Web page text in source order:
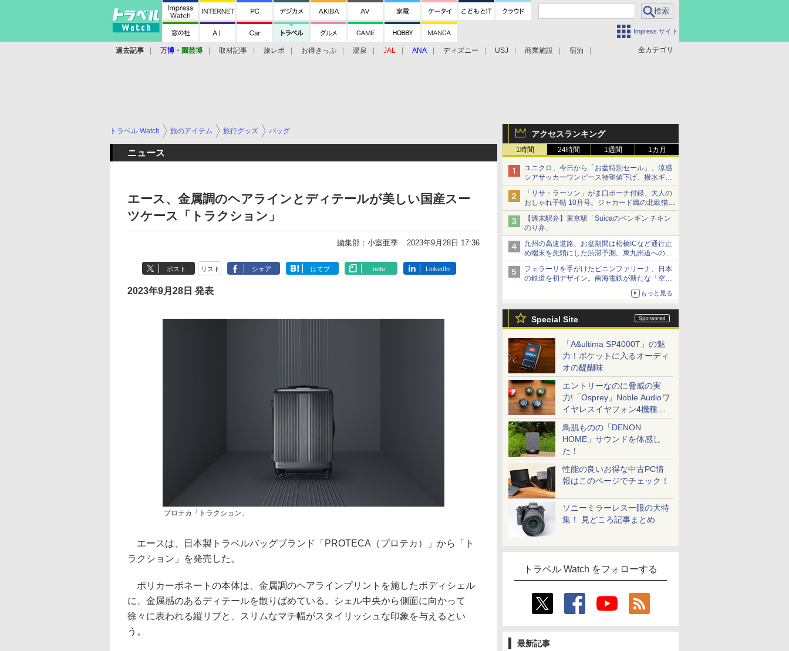
Impress サイト
全カテゴリ
過去記事 万博 ・ 園芸博 取材記事 旅レポ お得きっぷ 温泉 JAL ANA ディズニー USJ 商業施設 宿泊
アクセスランキング
1時間 24時間 1週間 1カ月
ユニクロ、今日から「お盆特別セール」。涼感
シアサッカーワンピース待望値下げ、撥水ギア
ショーツは1990円に
「リサ・ラーソン」がま口ポーチ付録、大人の
おしゃれ手帖 10月号。ジャカード織の北欧猫デ
ザイン
【週末駅弁】東京駅「Suicaのペンギン チキン
のり弁」
九州の高速道路、お盆期間は松橋ICなど通行止
め端末を先頭にした渋滞予測。東九州道への迂
回は料金調整を実施
フェラーリを手がけたピニンファリーナ、日本
の鉄道を初デザイン。南海電鉄が新たな「空港
もっと見る
Special Site
「A&ultima SP4000T」の魅
力！ポケットに入るオーディ
オの醍醐味
エントリーなのに脅威の実
力!「Osprey」Noble Audioワ
イヤレスイヤフォン4機種を
一気に聴く
鳥肌ものの「DENON
HOME」サウンドを体感し
た！
性能の良いお得な中古PC情
報はこのページでチェック！
ソニーミラーレス一眼の大特
集！ 見どころ記事まとめ
トラベル Watch をフォローする
最新記事
トラベル Watch 旅のアイテム 旅行グッズ バッグ
ニュース
エース、金属調のヘアラインとディテールが美しい国産スー
ツケース「トラクション」
編集部：小室亜季 2023年9月28日 17:36
ポスト リスト シェア はてブ note LinkedIn
2023年9月28日 発表
プロテカ「トラクション」
エースは、日本製トラベルバッグブランド「PROTECA（プロテカ）」から「ト
ラクション」を発売した。
ポリカーボネートの本体は、金属調のヘアラインプリントを施したボディシェル
に、金属感のあるディテールを散りばめている。シェル中央から側面に向かって
徐々に表われる縦リブと、スリムなマチ幅がスタイリッシュな印象を与えるとい
う。